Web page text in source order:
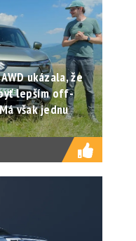
ukázala, že
lepším off-
však jednu